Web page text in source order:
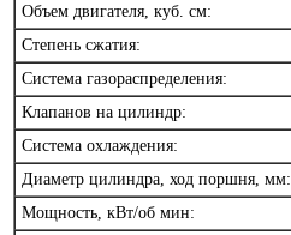
Объем двигателя, куб. см:
Степень сжатия:
Система газораспределения:
Клапанов на цилиндр:
Система охлаждения:
Диаметр цилиндра, ход поршня, мм:
Мощность, кВт/об мин: